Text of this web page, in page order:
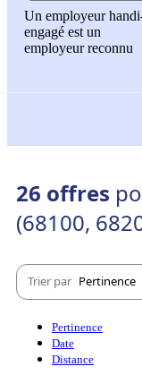
Un employeur
engagé est un
employeur reconnu
26 offres
(68100,
Trier par Pertinence
Pertinence
Date
Distance